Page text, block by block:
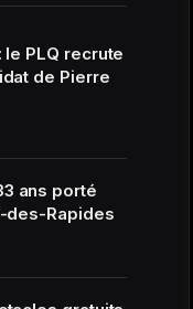
PLQ recrute
de Pierre
ans porté
des-Rapides